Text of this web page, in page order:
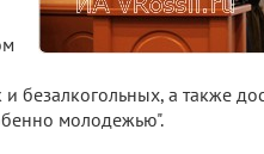
безалкогольных, а также
молодежью".